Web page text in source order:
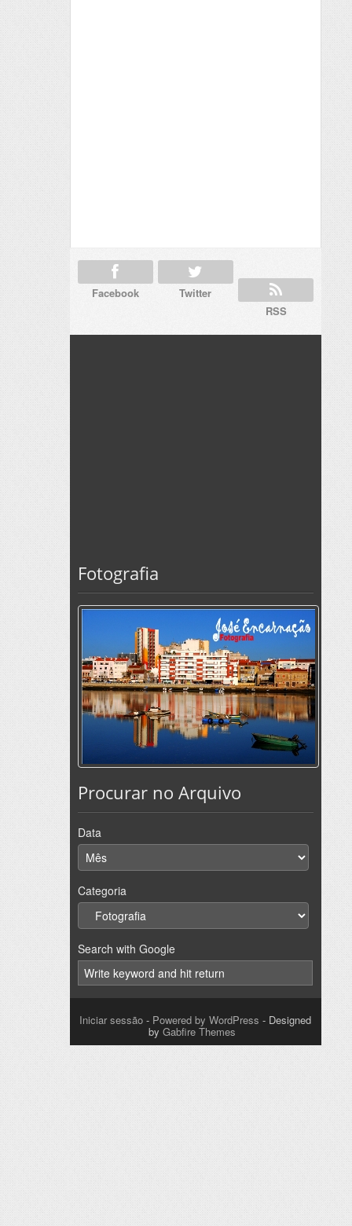
Facebook
Twitter
RSS
Fotografia
Procurar no Arquivo
Data
Categoria
Search with Google
Iniciar sessão - Powered by WordPress - Designed
by Gabfire Themes